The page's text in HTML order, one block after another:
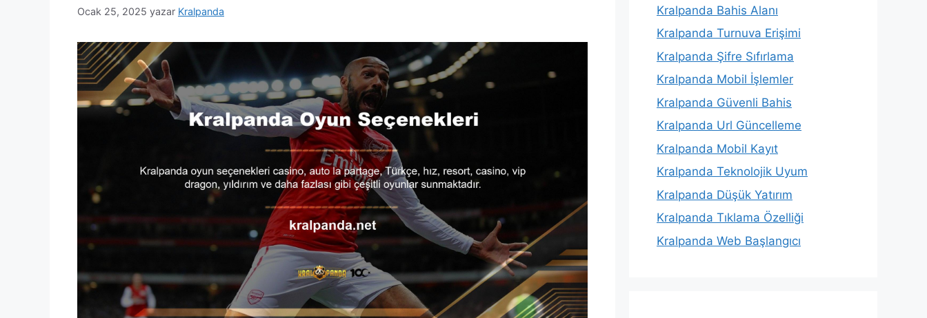
Ocak 25, 2025 yazar Kralpanda
Kralpanda Bahis Alanı
Kralpanda Turnuva Erişimi
Kralpanda Şifre Sıfırlama
Kralpanda Mobil İşlemler
Kralpanda Güvenli Bahis
Kralpanda Url Güncelleme
Kralpanda Mobil Kayıt
Kralpanda Teknolojik Uyum
Kralpanda Düşük Yatırım
Kralpanda Tıklama Özelliği
Kralpanda Web Başlangıcı